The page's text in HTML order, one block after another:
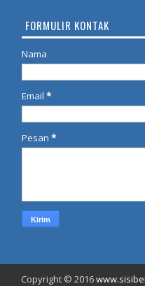
FORMULIR KONTAK
Nama
Email *
Pesan *
Copyright © 2016